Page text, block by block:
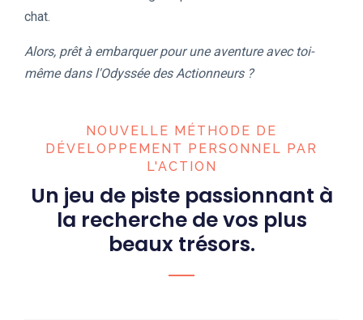
chat.
Alors, prêt à embarquer pour une aventure avec toi-
même dans l'Odyssée des Actionneurs ?
NOUVELLE MÉTHODE DE
DÉVELOPPEMENT PERSONNEL PAR
L'ACTION
Un jeu de piste passionnant à
la recherche de vos plus
beaux trésors.